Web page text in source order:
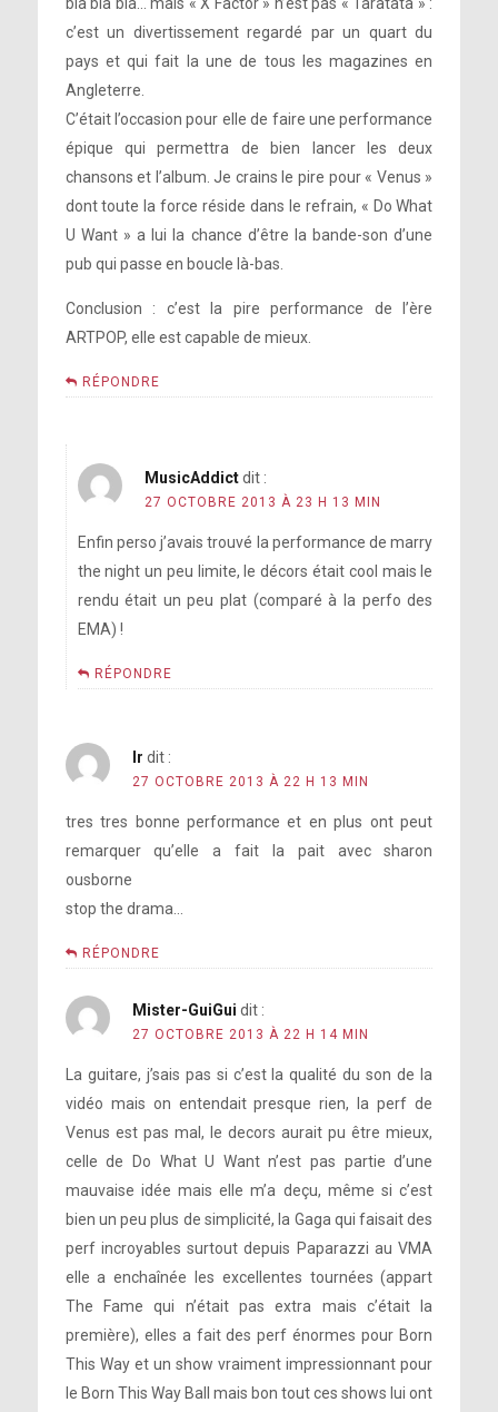
bla bla bla… mais « X Factor » n’est pas « Taratata » :
c’est un divertissement regardé par un quart du
pays et qui fait la une de tous les magazines en
Angleterre.
C’était l’occasion pour elle de faire une performance
épique qui permettra de bien lancer les deux
chansons et l’album. Je crains le pire pour « Venus »
dont toute la force réside dans le refrain, « Do What
U Want » a lui la chance d’être la bande-son d’une
pub qui passe en boucle là-bas.
Conclusion : c’est la pire performance de l’ère
ARTPOP, elle est capable de mieux.
RÉPONDRE
MusicAddict dit :
27 OCTOBRE 2013 À 23 H 13 MIN
Enfin perso j’avais trouvé la performance de marry
the night un peu limite, le décors était cool mais le
rendu était un peu plat (comparé à la perfo des
EMA) !
RÉPONDRE
lr dit :
27 OCTOBRE 2013 À 22 H 13 MIN
tres tres bonne performance et en plus ont peut
remarquer qu’elle a fait la pait avec sharon
ousborne
stop the drama…
RÉPONDRE
Mister-GuiGui dit :
27 OCTOBRE 2013 À 22 H 14 MIN
La guitare, j’sais pas si c’est la qualité du son de la
vidéo mais on entendait presque rien, la perf de
Venus est pas mal, le decors aurait pu être mieux,
celle de Do What U Want n’est pas partie d’une
mauvaise idée mais elle m’a deçu, même si c’est
bien un peu plus de simplicité, la Gaga qui faisait des
perf incroyables surtout depuis Paparazzi au VMA
elle a enchaînée les excellentes tournées (appart
The Fame qui n’était pas extra mais c’était la
première), elles a fait des perf énormes pour Born
This Way et un show vraiment impressionnant pour
le Born This Way Ball mais bon tout ces shows lui ont